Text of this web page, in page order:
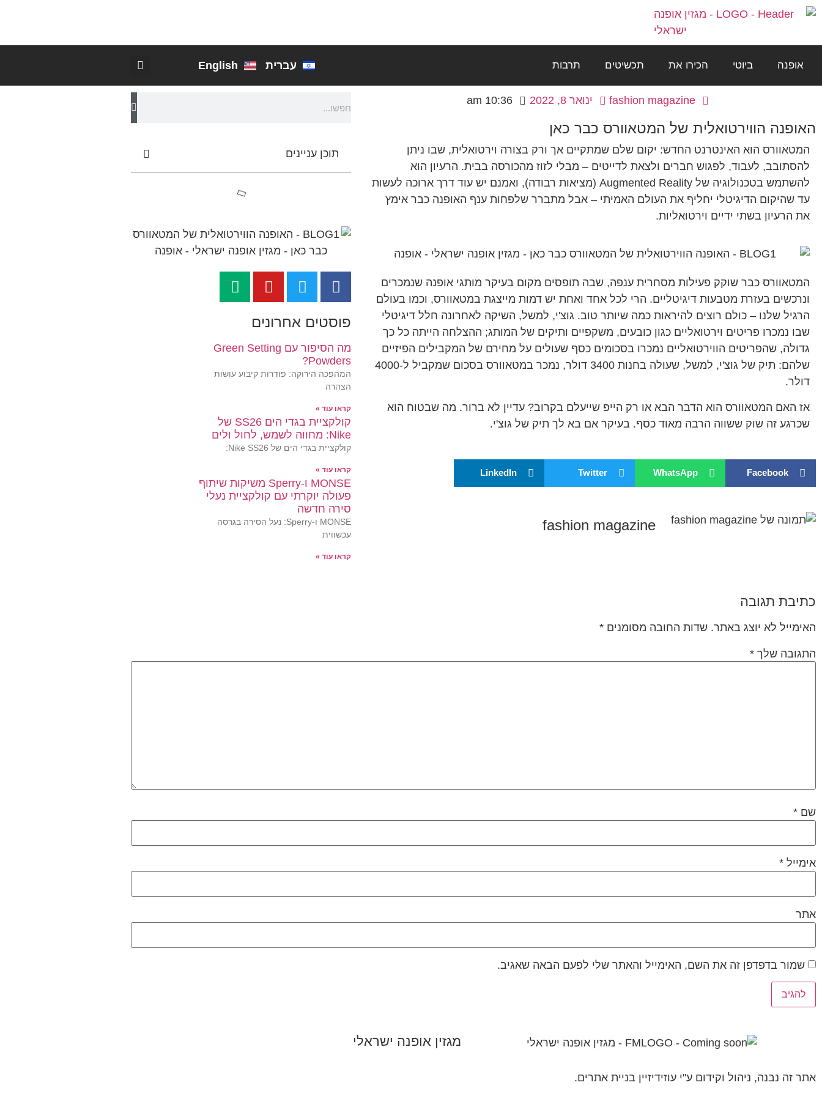
אופנה ביוטי הכירו את תכשיטים תרבות עברית English
fashion magazine ינואר 8, 2022 10:36 am
האופנה הווירטואלית של המטאוורס כבר כאן
המטאוורס הוא האינטרנט החדש: יקום שלם שמתקיים אך ורק בצורה וירטואלית, שבו ניתן
להסתובב, לעבוד, לפגוש חברים ולצאת לדייטים – מבלי לזוז מהכורסה בבית. הרעיון הוא
להשתמש בטכנולוגיה של Augmented Reality (מציאות רבודה), ואמנם יש עוד דרך ארוכה לעשות
עד שהיקום הדיגיטלי יחליף את העולם האמיתי – אבל מתברר שלפחות ענף האופנה כבר אימץ
את הרעיון בשתי ידיים וירטואליות.
המטאוורס כבר שוקק פעילות מסחרית ענפה, שבה תופסים מקום בעיקר מותגי אופנה שנמכרים
ונרכשים בעזרת מטבעות דיגיטליים. הרי לכל אחד ואחת יש דמות מייצגת במטאוורס, וכמו בעולם
הרגיל שלנו – כולם רוצים להיראות כמה שיותר טוב. גוצ'י, למשל, השיקה לאחרונה חלל דיגיטלי
שבו נמכרו פריטים וירטואליים כגון כובעים, משקפיים ותיקים של המותג; ההצלחה הייתה כל כך
גדולה, שהפריטים הווירטואליים נמכרו בסכומים כסף שעולים על מחירם של המקבילים הפיזיים
שלהם: תיק של גוצ'י, למשל, שעולה בחנות 3400 דולר, נמכר במטאוורס בסכום שמקביל ל-4000
דולר.
אז האם המטאוורס הוא הדבר הבא או רק הייפ שייעלם בקרוב? עדיין לא ברור. מה שבטוח הוא
שכרגע זה שוק ששווה הרבה מאוד כסף. בעיקר אם בא לך תיק של גוצ'י.
Facebook
WhatsApp
Twitter
LinkedIn
fashion magazine
תוכן עניינים
פוסטים אחרונים
מה הסיפור עם Green Setting
Powders?
המהפכה הירוקה: פודרות קיבוע עושות
הצהרה
קראו עוד »
קולקציית בגדי הים SS26 של
Nike: מחווה לשמש, לחול ולים
קולקציית בגדי הים של Nike SS26:
קראו עוד »
MONSE ו-Sperry משיקות שיתוף
פעולה יוקרתי עם קולקציית נעלי
סירה חדשה
MONSE ו-Sperry: נעל הסירה בגרסה
עכשווית
קראו עוד »
כתיבת תגובה
האימייל לא יוצג באתר. שדות החובה מסומנים *
התגובה שלך *
שם *
אימייל *
אתר
שמור בדפדפן זה את השם, האימייל והאתר שלי לפעם הבאה שאגיב.
מגזין אופנה ישראלי
אתר זה נבנה, ניהול וקידום ע"י עוזידיזיין בניית אתרים.